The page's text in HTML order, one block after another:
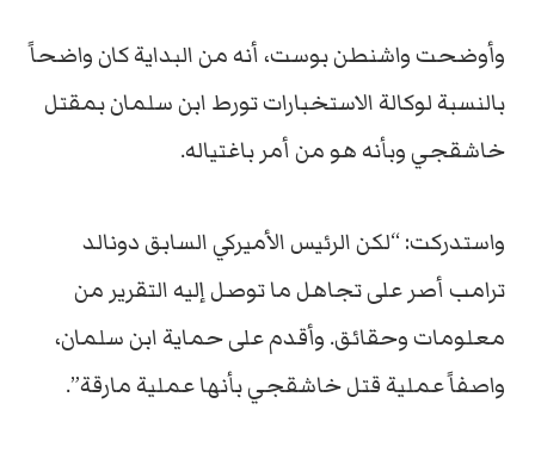
وأوضحت واشنطن بوست، أنه من البداية كان واضحاً
بالنسبة لوكالة الاستخبارات تورط ابن سلمان بمقتل
خاشقجي وبأنه هو من أمر باغتياله.
واستدركت: “لكن الرئيس الأميركي السابق دونالد
ترامب أصر على تجاهل ما توصل إليه التقرير من
معلومات وحقائق. وأقدم على حماية ابن سلمان،
واصفاً عملية قتل خاشقجي بأنها عملية مارقة”.